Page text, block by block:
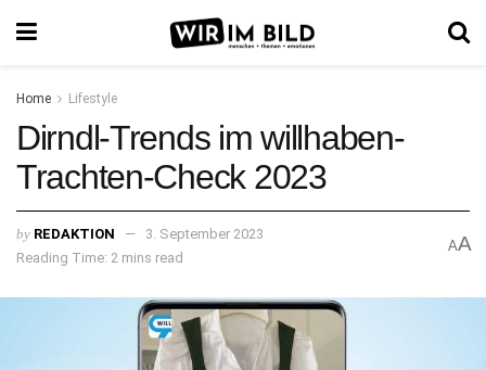
Home Lifestyle
Dirndl-Trends im willhaben-
Trachten-Check 2023
by REDAKTION
3. September 2023
Reading Time: 2 mins read
AA